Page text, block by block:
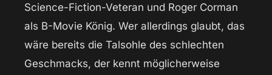
Science-Fiction-Veteran und Roger Corman
als B-Movie König. Wer allerdings glaubt, das
wäre bereits die Talsohle des schlechten
Geschmacks, der kennt möglicherweise